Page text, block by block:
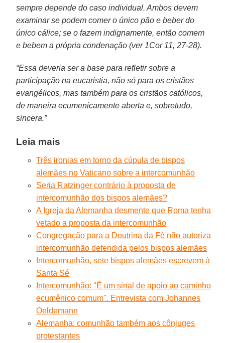
sempre depende do caso individual. Ambos devem
examinar se podem comer o único pão e beber do
único cálice; se o fazem indignamente, então comem
e bebem a própria condenação (ver 1Cor 11, 27-28).
“Essa deveria ser a base para refletir sobre a
participação na eucaristia, não só para os cristãos
evangélicos, mas também para os cristãos católicos,
de maneira ecumenicamente aberta e, sobretudo,
sincera.”
Leia mais
Três ironias em torno da cúpula de bispos
alemães no Vaticano sobre a intercomunhão
Seria Ratzinger contrário à proposta de
intercomunhão dos bispos alemães?
A Igreja da Alemanha desmente que Roma tenha
vetado a proposta da intercomunhão
Congregação para a Doutrina da Fé não autoriza
intercomunhão defendida pelos bispos alemães
Intercomunhão, sete bispos alemães escrevem à
Santa Sé
Intercomunhão: ''É um sinal de apoio ao caminho
ecumênico comum''. Entrevista com Johannes
Oeldemann
Alemanha: comunhão também aos cônjuges
protestantes